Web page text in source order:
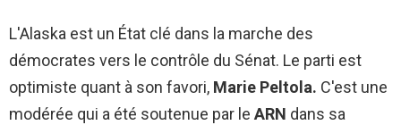
L'Alaska est un État clé dans la marche des
démocrates vers le contrôle du Sénat. Le parti est
optimiste quant à son favori, Marie Peltola. C'est une
modérée qui a été soutenue par le ARN dans sa